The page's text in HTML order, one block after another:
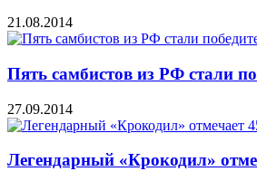
21.08.2014
Пять самбистов из РФ стали
27.09.2014
Легендарный «Крокодил»